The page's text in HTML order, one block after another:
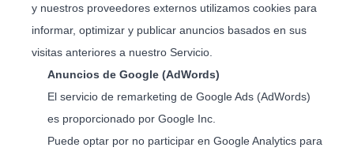
y nuestros proveedores externos utilizamos cookies para
informar, optimizar y publicar anuncios basados en sus
visitas anteriores a nuestro Servicio.
Anuncios de Google (AdWords)
El servicio de remarketing de Google Ads (AdWords)
es proporcionado por Google Inc.
Puede optar por no participar en Google Analytics para